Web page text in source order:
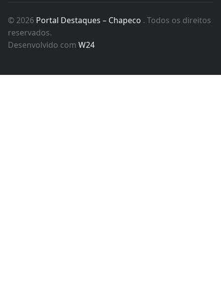
© 2026 Portal Destaques – Chapeco . Todos os direitos
reservados.
Desenvolvido com W24